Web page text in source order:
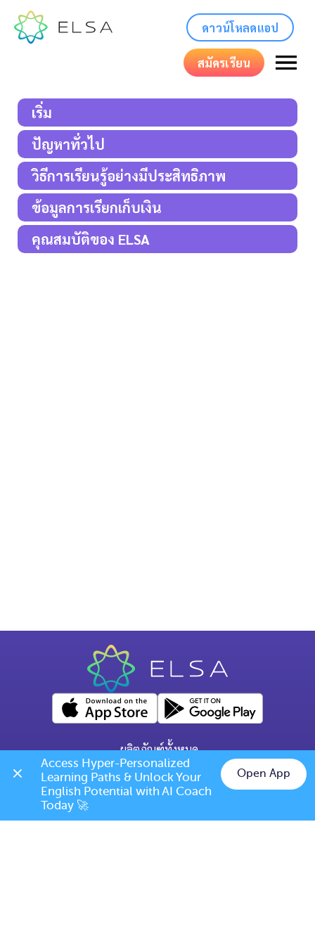
ดาวน์โหลดแอป
สมัครเรียน
เริ่ม
ปัญหาทั่วไป
วิธีการเรียนรู้อย่างมีประสิทธิภาพ
ข้อมูลการเรียกเก็บเงิน
คุณสมบัติของ ELSA
ผลิตภัณฑ์ทั้งหมด
คำถามทั่วไป
ข้อกำหนดการเปลี่ยนแปลง/ยกเลิก
เบอร์โทร: (+66) 020385810
Chat on LINE
Access Hyper-Personalized
Learning Paths & Unlock Your
English Potential with AI Coach
Today 🚀
Open App